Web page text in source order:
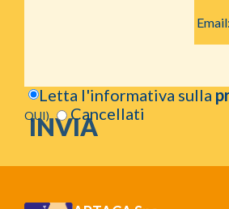
Email:
Letta l'informativa sulla
QUI)
Cancellati